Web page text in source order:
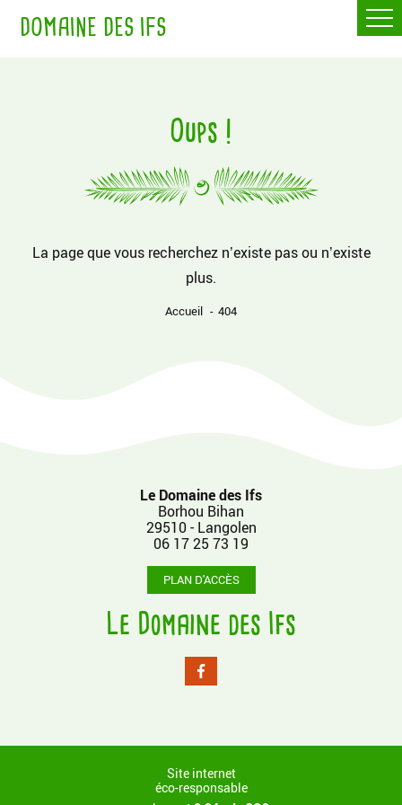
DOMAINE DES IFS
Oups !
La page que vous recherchez n’existe pas ou n’existe
plus.
Accueil 404
Le Domaine des Ifs
Borhou Bihan
29510 - Langolen
06 17 25 73 19
PLAN D'ACCÈS
Le Domaine des Ifs
Site internet
éco-responsable